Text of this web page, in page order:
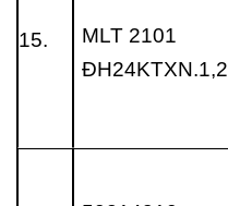
15.
MLT 2101
ĐH24KTXN.1,2